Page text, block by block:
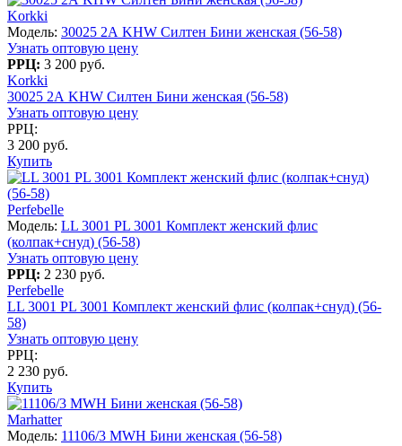
Korkki
Модель: 30025 2А KHW Силтен Бини женская (56-58)
Узнать оптовую цену
РРЦ: 3 200 руб.
Korkki
30025 2А KHW Силтен Бини женская (56-58)
Узнать оптовую цену
РРЦ:
3 200 руб.
Купить
Perfebelle
Модель: LL 3001 PL 3001 Комплект женский флис
(колпак+снуд) (56-58)
Узнать оптовую цену
РРЦ: 2 230 руб.
Perfebelle
LL 3001 PL 3001 Комплект женский флис (колпак+снуд) (56-
58)
Узнать оптовую цену
РРЦ:
2 230 руб.
Купить
Marhatter
Модель: 11106/3 MWH Бини женская (56-58)